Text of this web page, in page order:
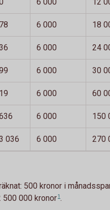
6 000 18
6 000 24
6 000 30
6 000 60
6 000 150
036 6 000 270
500 kronor i
500 000 kronor 1 .